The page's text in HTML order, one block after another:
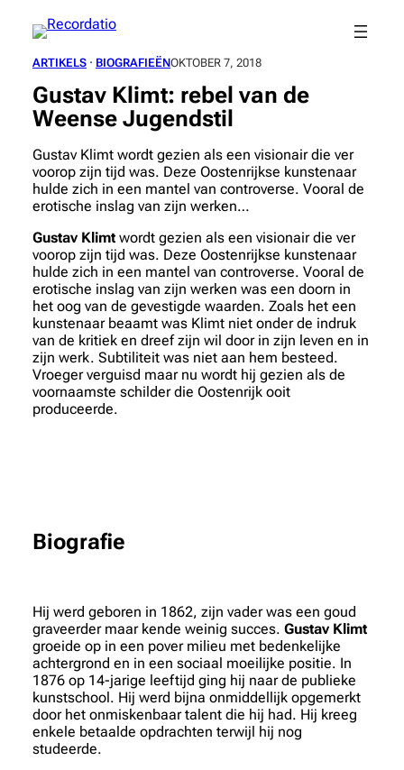
naar
inhoudARTIKELS · BIOGRAFIEËNOKTOBER 7, 2018
Gustav Klimt: rebel van de
Weense Jugendstil
Gustav Klimt wordt gezien als een visionair die ver
voorop zijn tijd was. Deze Oostenrijkse kunstenaar
hulde zich in een mantel van controverse. Vooral de
erotische inslag van zijn werken…
Gustav Klimt wordt gezien als een visionair die ver
voorop zijn tijd was. Deze Oostenrijkse kunstenaar
hulde zich in een mantel van controverse. Vooral de
erotische inslag van zijn werken was een doorn in
het oog van de gevestigde waarden. Zoals het een
kunstenaar beaamt was Klimt niet onder de indruk
van de kritiek en dreef zijn wil door in zijn leven en in
zijn werk. Subtiliteit was niet aan hem besteed.
Vroeger verguisd maar nu wordt hij gezien als de
voornaamste schilder die Oostenrijk ooit
produceerde.
Biografie
Hij werd geboren in 1862, zijn vader was een goud
graveerder maar kende weinig succes. Gustav Klimt
groeide op in een pover milieu met bedenkelijke
achtergrond en in een sociaal moeilijke positie. In
1876 op 14-jarige leeftijd ging hij naar de publieke
kunstschool. Hij werd bijna onmiddellijk opgemerkt
door het onmiskenbaar talent die hij had. Hij kreeg
enkele betaalde opdrachten terwijl hij nog
studeerde.